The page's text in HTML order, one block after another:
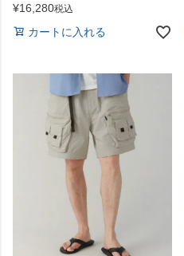
¥16,280税込
カートに入れる